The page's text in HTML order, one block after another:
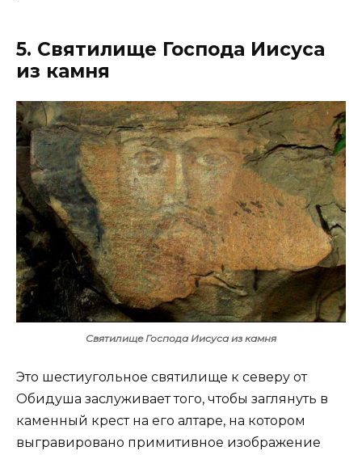
5. Святилище Господа Иисуса
из камня
Святилище Господа Иисуса из камня
Это шестиугольное святилище к северу от
Обидуша заслуживает того, чтобы заглянуть в
каменный крест на его алтаре, на котором
выгравировано примитивное изображение